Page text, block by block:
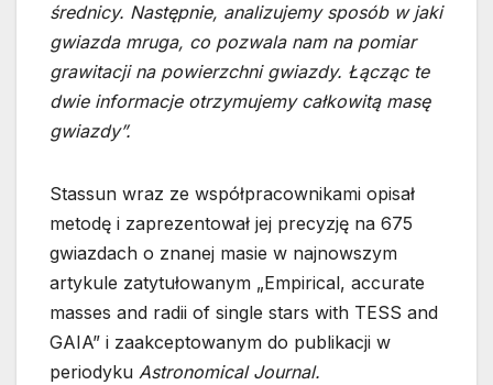
średnicy. Następnie, analizujemy sposób w jaki
gwiazda mruga, co pozwala nam na pomiar
grawitacji na powierzchni gwiazdy. Łącząc te
dwie informacje otrzymujemy całkowitą masę
gwiazdy”.
Stassun wraz ze współpracownikami opisał
metodę i zaprezentował jej precyzję na 675
gwiazdach o znanej masie w najnowszym
artykule zatytułowanym „Empirical, accurate
masses and radii of single stars with TESS and
GAIA” i zaakceptowanym do publikacji w
periodyku Astronomical Journal.